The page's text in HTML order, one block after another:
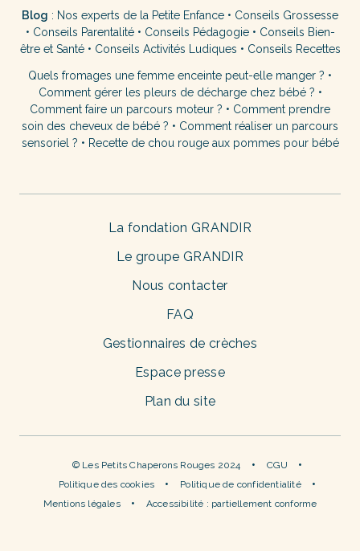
Blog : Nos experts de la Petite Enfance • Conseils Grossesse
• Conseils Parentalité• Conseils Pédagogie• Conseils Bien-
être et Santé• Conseils Activités Ludiques • Conseils Recettes
Quels fromages une femme enceinte peut-elle manger ? •
Comment gérer les pleurs de décharge chez bébé ? •
Comment faire un parcours moteur ? • Comment prendre
soin des cheveux de bébé ? • Comment réaliser un parcours
sensoriel ? • Recette de chou rouge aux pommes pour bébé
La fondation GRANDIR
Le groupe GRANDIR
Nous contacter
FAQ
Gestionnaires de crèches
Espace presse
Plan du site
© Les Petits Chaperons Rouges 2024
CGU
Politique des cookies
Politique de confidentialité
Mentions légales
Accessibilité : partiellement conforme